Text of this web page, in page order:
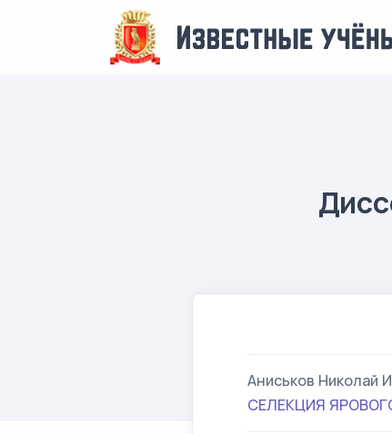
Аниськов Николай
СЕЛЕКЦИЯ